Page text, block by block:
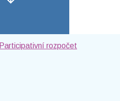
Participativní rozpočet